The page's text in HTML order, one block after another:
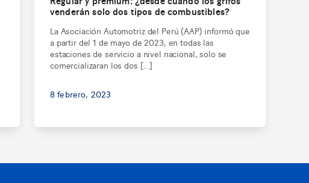
venderán solo dos tipos de combustibles?
La Asociación Automotriz del Perú (AAP) informó que
a partir del 1 de mayo de 2023, en todas las
estaciones de servicio a nivel nacional, solo se
comercializaran los dos […]
8 febrero, 2023